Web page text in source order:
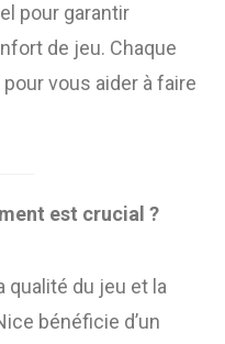
pour garantir
de jeu. Chaque
vous aider à faire
est crucial ?
qualité du jeu et la
bénéficie d’un